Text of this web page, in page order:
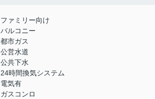
ファミリー向け
バルコニー
都市ガス
公営水道
公共下水
24時間換気システム
電気有
ガスコンロ